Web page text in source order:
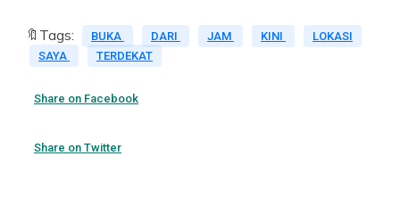
🔖Tags: BUKA DARI JAM KINI
LOKASI
SAYA
TERDEKAT
Share on Facebook
Share on Twitter